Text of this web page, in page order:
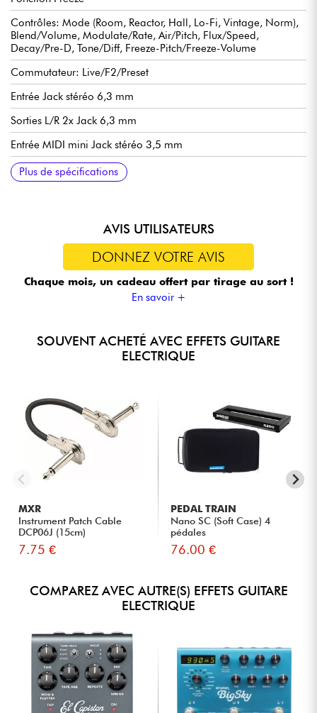
Contrôles: Mode (Room, Reactor, Hall, Lo-Fi, Vintage, Norm),
Blend/Volume, Modulate/Rate, Air/Pitch, Flux/Speed,
Decay/Pre-D, Tone/Diff, Freeze-Pitch/Freeze-Volume
Commutateur: Live/F2/Preset
Entrée Jack stéréo 6,3 mm
Sorties L/R 2x Jack 6,3 mm
Entrée MIDI mini Jack stéréo 3,5 mm
Sortie MIDI mini Jack stéréo 3,5 mm
Port USB-C
Connexion pour bloc d'alimentation sur prise cylindrique 5,5 x
2,1 mm, polarité négative à l'intérieur
Fonctionne sur alimentation 9 V DC (non incluse)
Dimensions (L x P x H): 94 x 119 x 42 mm
Poids: 450 g
Fabriquée à la main en Italie
Plus de spécifications
AVIS UTILISATEURS
DONNEZ VOTRE AVIS
Chaque mois, un cadeau offert par tirage au sort !
En savoir +
SOUVENT ACHETÉ AVEC EFFETS GUITARE
ELECTRIQUE
MXR
Instrument Patch Cable
DCP06J (15cm)
7.75 €
PEDAL TRAIN
Nano SC (Soft Case) 4
pédales
76.00 €
COMPAREZ AVEC AUTRE(S) EFFETS GUITARE
ELECTRIQUE